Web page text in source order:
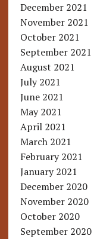
December 2021
November 2021
October 2021
September 2021
August 2021
July 2021
June 2021
May 2021
April 2021
March 2021
February 2021
January 2021
December 2020
November 2020
October 2020
September 2020